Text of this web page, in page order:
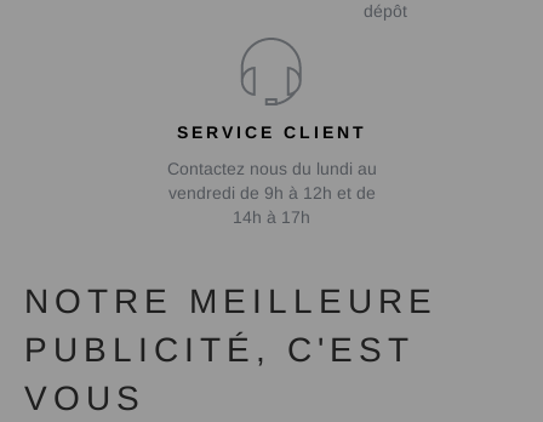
dépôt
SERVICE CLIENT
Contactez nous du lundi au
vendredi de 9h à 12h et de
14h à 17h
NOTRE MEILLEURE
PUBLICITÉ, C'EST
VOUS